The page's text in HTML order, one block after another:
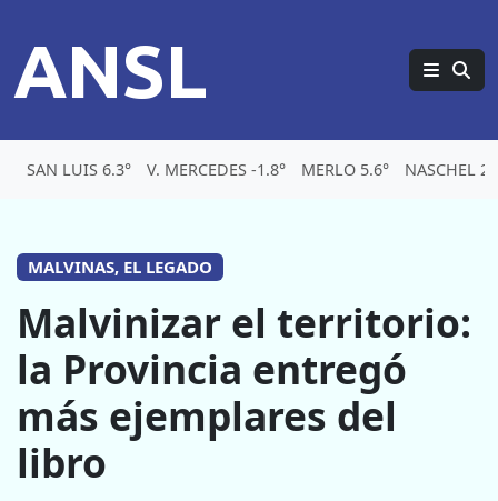
ANSL
SAN LUIS 6.3° V. MERCEDES -1.8° MERLO 5.6° NASCHEL
MALVINAS, EL LEGADO
Malvinizar el territorio:
la Provincia entregó
más ejemplares del
libro